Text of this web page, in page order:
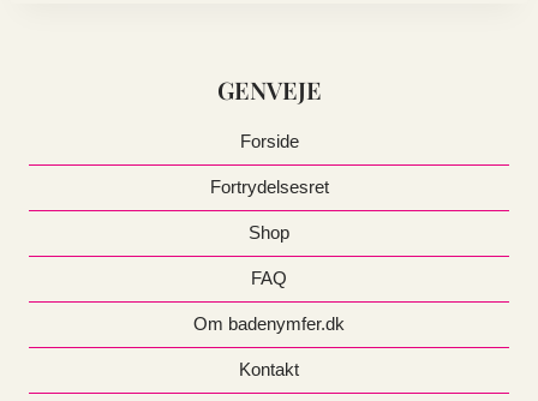
på
GENVEJE
Forside
Fortrydelsesret
Shop
FAQ
Om badenymfer.dk
Kontakt